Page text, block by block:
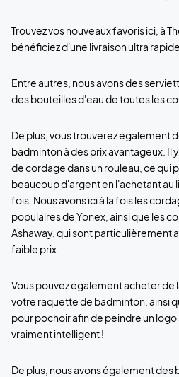
Trouvez vos nouveaux favoris ici, à
bénéficiez d'une livraison ultra
Entre autres, nous avons des
des bouteilles d'eau de toutes les
De plus, vous trouverez également
badminton à des prix avantageux. Il
de cordage dans un rouleau, ce qui
beaucoup d'argent en l'achetant au
fois. Nous avons ici à la fois les
populaires de Yonex, ainsi que les
Ashaway, qui sont particulièrement
faible prix.
Vous pouvez également acheter de
votre raquette de badminton, ainsi
pour pochoir afin de peindre un
vraiment intelligent !
De plus, nous avons également des